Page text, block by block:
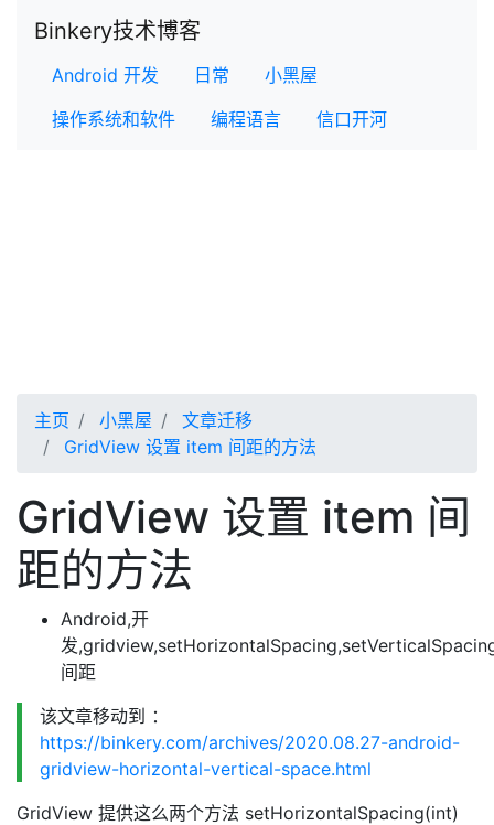
Binkery技术博客
Android 开发 日常
小黑屋
操作系统和软件
编程语言 信口开河
主页 小黑屋
文章迁移
GridView 设置 item 间距的方法
GridView 设置 item 间
距的方法
Android,开
发
间距
该文章移动到 ：
https://binkery.com/archives/2020.08.27-android-
gridview-horizontal-vertical-space.html
GridView 提供这么两个方法 setHorizontalSpacing(int)